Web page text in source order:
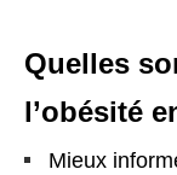
Quelles
l’obésité
Mieux